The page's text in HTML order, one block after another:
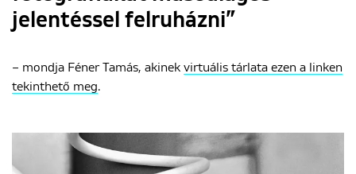
jelentéssel felruházni”
– mondja Féner Tamás, akinek virtuális tárlata ezen a linken
tekinthető meg.